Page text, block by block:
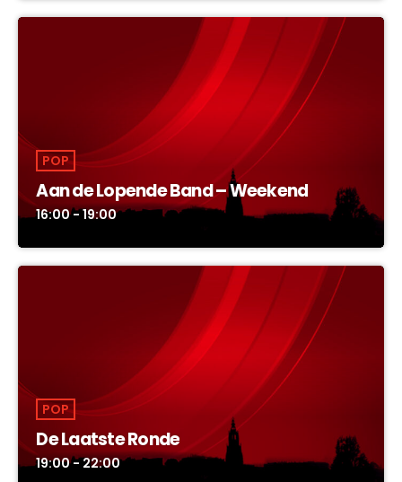
POP
Aan de Lopende Band – Weekend
16:00 - 19:00
POP
De Laatste Ronde
19:00 - 22:00